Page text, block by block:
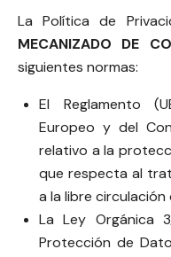
La Política de
MECANIZADO DE
siguientes normas:
El Reglamento
Europeo y del
relativo a la
que respecta al
a la libre
La Ley Orgánica
Protección de